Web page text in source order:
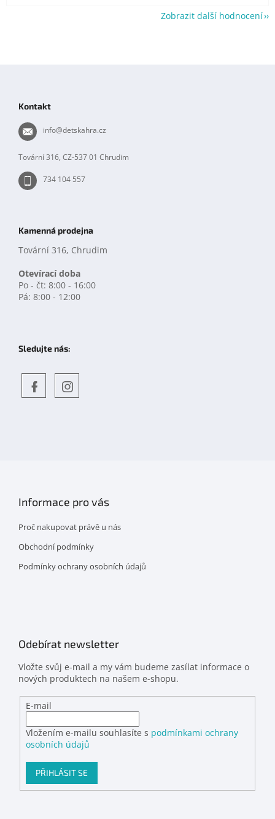
Zobrazit další hodnocení
Kontakt
info@detskahra.cz
Tovární 316, CZ-537 01 Chrudim
734 104 557
Kamenná prodejna
Tovární 316, Chrudim
Otevírací doba
Po - čt: 8:00 - 16:00
Pá: 8:00 - 12:00
Sledujte nás:
Informace pro vás
Proč nakupovat právě u nás
Obchodní podmínky
Podmínky ochrany osobních údajů
Odebírat newsletter
Vložte svůj e-mail a my vám budeme zasílat informace o
nových produktech na našem e-shopu.
E-mail
Vložením e-mailu souhlasíte s podmínkami ochrany
osobních údajů
PŘIHLÁSIT SE